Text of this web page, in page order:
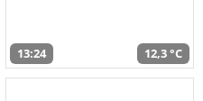
13:24 12,3 °C